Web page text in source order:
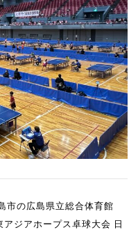
市の広島県立総合体育館
アジアホープス卓球大会 日